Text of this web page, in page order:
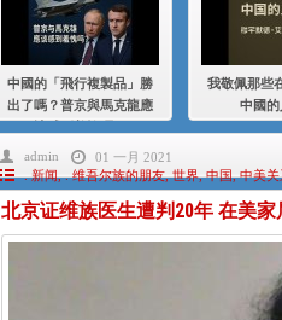
伊利夏提：维吾尔种
中國的「飛行複製品」勝
出了嗎？普京與馬克龍應
我敬佩那些
中國
admin
01 一月 2021
. 新闻,. 维吾尔族的朋友,世界,中国,中美关
北京证维族医生遭判20年 在美